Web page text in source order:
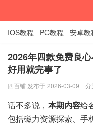
国内外
IOS教程 PC教程 安卓教
2026年四款免费良
好用就完事了
四百铺 发布于 2026-03-09 分
话不多说， 本期内容给
包括磁力资源探索、手